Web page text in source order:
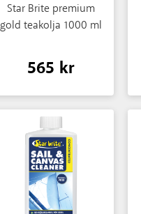
Star Brite premium
gold teakolja 1000 ml
565 kr